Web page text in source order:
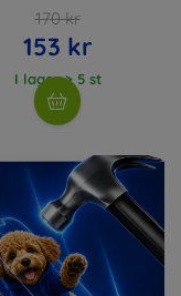
170 kr
153 kr
I lager > 5 st